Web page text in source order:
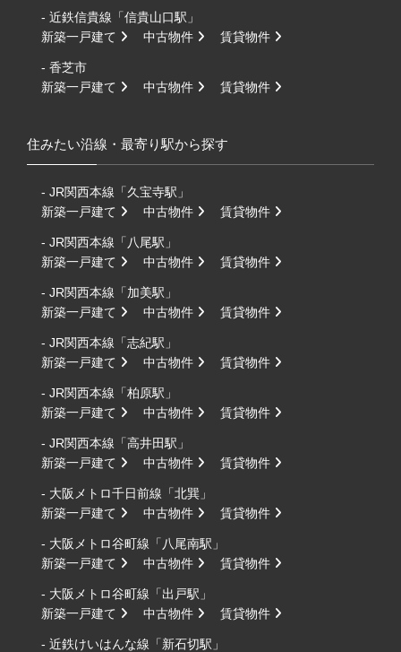
- 近鉄信貴線「信貴山口駅」
新築一戸建て
中古物件 賃貸物件
- 香芝市
新築一戸建て
中古物件 賃貸物件
住みたい沿線・最寄り駅から探す
- JR関西本線「久宝寺駅」
新築一戸建て
中古物件 賃貸物件
- JR関西本線「八尾駅」
新築一戸建て
中古物件 賃貸物件
- JR関西本線「加美駅」
新築一戸建て
中古物件 賃貸物件
- JR関西本線「志紀駅」
新築一戸建て
中古物件 賃貸物件
- JR関西本線「柏原駅」
新築一戸建て
中古物件 賃貸物件
- JR関西本線「高井田駅」
新築一戸建て
中古物件 賃貸物件
- 大阪メトロ千日前線「北巽」
新築一戸建て
中古物件 賃貸物件
- 大阪メトロ谷町線「八尾南駅」
新築一戸建て
中古物件 賃貸物件
- 大阪メトロ谷町線「出戸駅」
新築一戸建て
中古物件 賃貸物件
- 近鉄けいはんな線「新石切駅」